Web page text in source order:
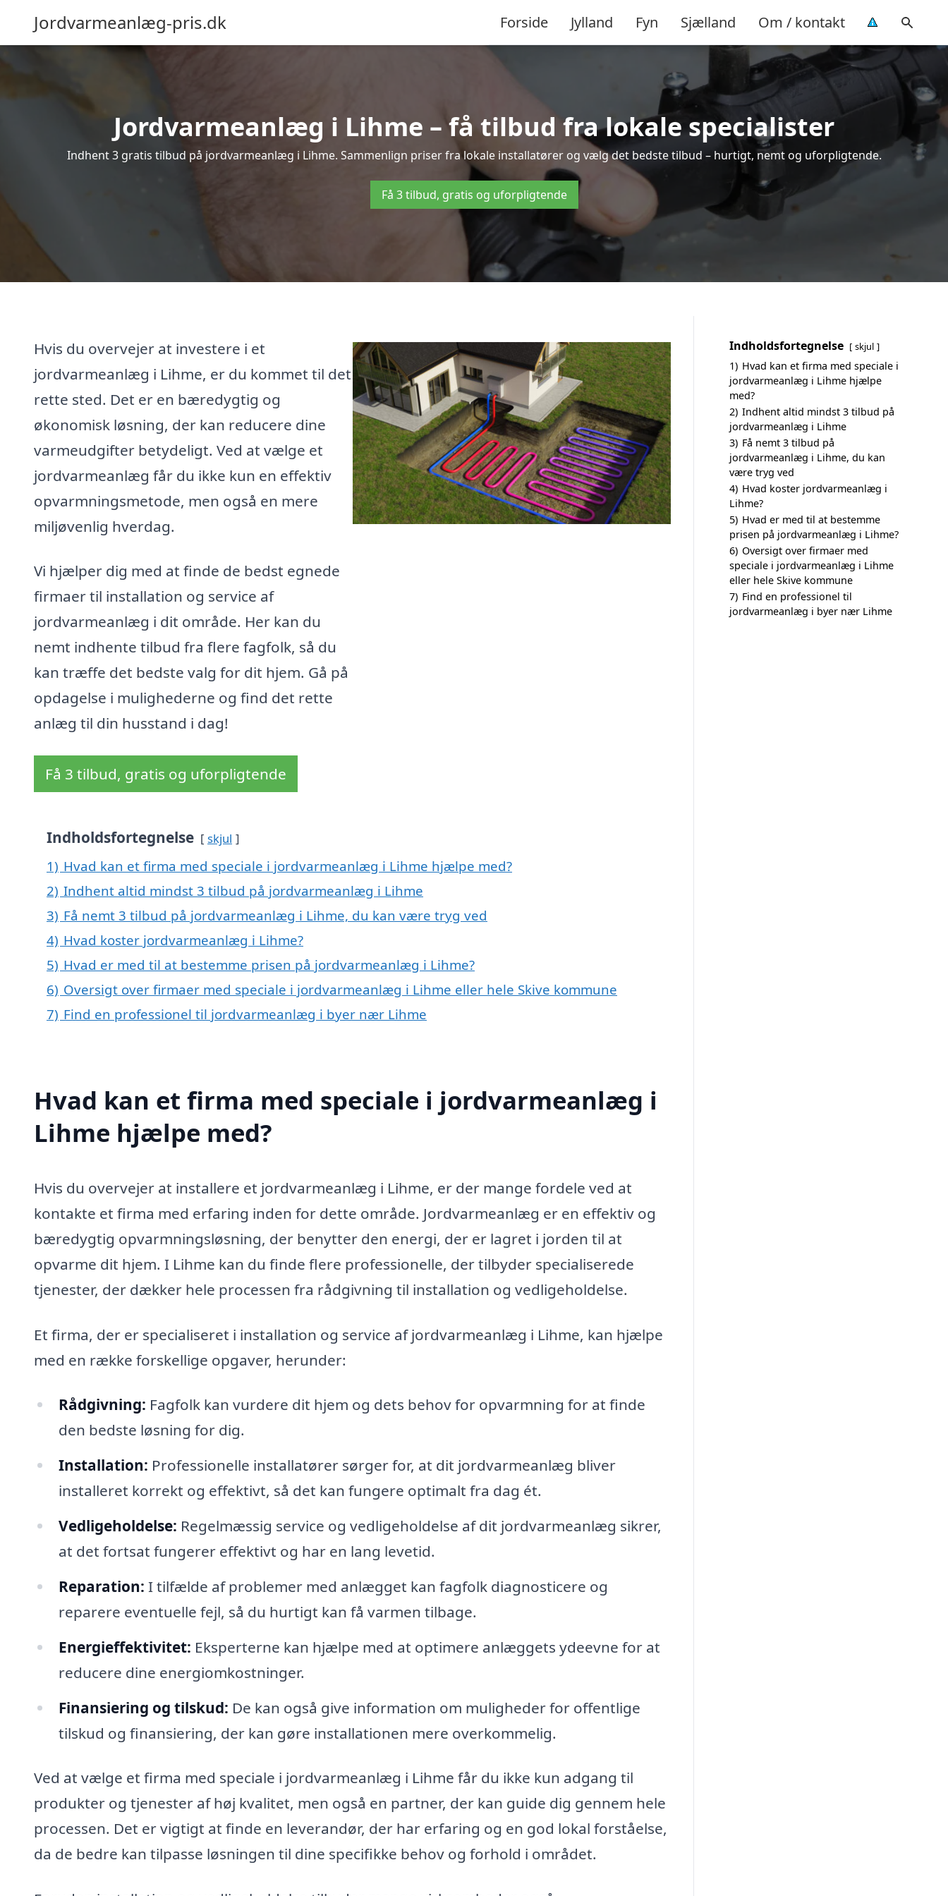
Jordvarmeanlæg-pris.dk Forside Jylland Fyn Sjælland Om / kontakt
Jordvarmeanlæg i Lihme – få tilbud fra lokale specialister
Indhent 3 gratis tilbud på jordvarmeanlæg i Lihme. Sammenlign priser fra lokale installatører og vælg det bedste tilbud – hurtigt, nemt og uforpligtende.
Få 3 tilbud, gratis og uforpligtende
Hvis du overvejer at investere i et
jordvarmeanlæg i Lihme, er du kommet til det
rette sted. Det er en bæredygtig og
økonomisk løsning, der kan reducere dine
varmeudgifter betydeligt. Ved at vælge et
jordvarmeanlæg får du ikke kun en effektiv
opvarmningsmetode, men også en mere
miljøvenlig hverdag.
Vi hjælper dig med at finde de bedst egnede
firmaer til installation og service af
jordvarmeanlæg i dit område. Her kan du
nemt indhente tilbud fra flere fagfolk, så du
kan træffe det bedste valg for dit hjem. Gå på
opdagelse i mulighederne og find det rette
anlæg til din husstand i dag!
Få 3 tilbud, gratis og uforpligtende
Indholdsfortegnelse skjul
1) Hvad kan et firma med speciale i jordvarmeanlæg i Lihme hjælpe med?
2) Indhent altid mindst 3 tilbud på jordvarmeanlæg i Lihme
3) Få nemt 3 tilbud på jordvarmeanlæg i Lihme, du kan være tryg ved
4) Hvad koster jordvarmeanlæg i Lihme?
5) Hvad er med til at bestemme prisen på jordvarmeanlæg i Lihme?
6) Oversigt over firmaer med speciale i jordvarmeanlæg i Lihme eller hele Skive kommune
7) Find en professionel til jordvarmeanlæg i byer nær Lihme
Hvad kan et firma med speciale i jordvarmeanlæg i
Lihme hjælpe med?
Hvis du overvejer at installere et jordvarmeanlæg i Lihme, er der mange fordele ved at
kontakte et firma med erfaring inden for dette område. Jordvarmeanlæg er en effektiv og
bæredygtig opvarmningsløsning, der benytter den energi, der er lagret i jorden til at
opvarme dit hjem. I Lihme kan du finde flere professionelle, der tilbyder specialiserede
tjenester, der dækker hele processen fra rådgivning til installation og vedligeholdelse.
Et firma, der er specialiseret i installation og service af jordvarmeanlæg i Lihme, kan hjælpe
med en række forskellige opgaver, herunder:
Rådgivning: Fagfolk kan vurdere dit hjem og dets behov for opvarmning for at finde
den bedste løsning for dig.
Installation: Professionelle installatører sørger for, at dit jordvarmeanlæg bliver
installeret korrekt og effektivt, så det kan fungere optimalt fra dag ét.
Vedligeholdelse: Regelmæssig service og vedligeholdelse af dit jordvarmeanlæg sikrer,
at det fortsat fungerer effektivt og har en lang levetid.
Reparation: I tilfælde af problemer med anlægget kan fagfolk diagnosticere og
reparere eventuelle fejl, så du hurtigt kan få varmen tilbage.
Energieffektivitet: Eksperterne kan hjælpe med at optimere anlæggets ydeevne for at
reducere dine energiomkostninger.
Finansiering og tilskud: De kan også give information om muligheder for offentlige
tilskud og finansiering, der kan gøre installationen mere overkommelig.
Ved at vælge et firma med speciale i jordvarmeanlæg i Lihme får du ikke kun adgang til
produkter og tjenester af høj kvalitet, men også en partner, der kan guide dig gennem hele
processen. Det er vigtigt at finde en leverandør, der har erfaring og en god lokal forståelse,
da de bedre kan tilpasse løsningen til dine specifikke behov og forhold i området.
Indholdsfortegnelse skjul
1) Hvad kan et firma med speciale i
jordvarmeanlæg i Lihme hjælpe
med?
2) Indhent altid mindst 3 tilbud på
jordvarmeanlæg i Lihme
3) Få nemt 3 tilbud på
jordvarmeanlæg i Lihme, du kan
være tryg ved
4) Hvad koster jordvarmeanlæg i
Lihme?
5) Hvad er med til at bestemme
prisen på jordvarmeanlæg i Lihme?
6) Oversigt over firmaer med
speciale i jordvarmeanlæg i Lihme
eller hele Skive kommune
7) Find en professionel til
jordvarmeanlæg i byer nær Lihme